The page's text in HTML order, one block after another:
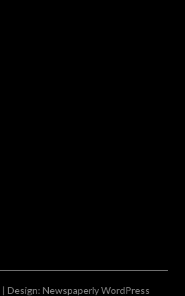
| Design: Newspaperly WordPress